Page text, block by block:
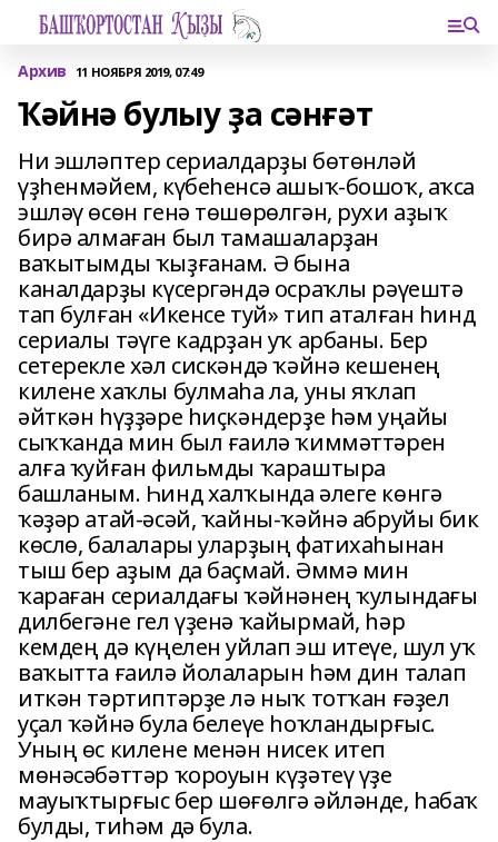
Архив 11 НОЯБРЯ 2019, 07:49
Ҡәйнә булыу ҙа сәнғәт
Ни эшләптер сериалдарҙы бөтөнләй
үҙһенмәйем, күбеһенсә ашыҡ-бошоҡ, аҡса
эшләү өсөн генә төшөрөлгән, рухи аҙыҡ
бирә алмаған был тамаша­ларҙан
ваҡытымды ҡыҙғанам. Ә бына
каналдарҙы күсергәндә осраҡлы рә­үештә
тап булған «Икенсе туй» тип аталған һинд
сериалы тәүге кадрҙан уҡ арбаны. Бер
сетерекле хәл сискән­дә ҡәйнә кешенең
килене хаҡлы булмаһа ла, уны яҡлап
әйткән һүҙҙәре һиҫкәндерҙе һәм уңайы
сыҡҡанда мин был ғаилә ҡиммәттәрен
алға ҡуйған фильмды ҡараштыра
башланым. Һинд халҡында әлеге көнгә
ҡә­ҙәр атай-әсәй, ҡайны-ҡәйнә абруйы бик
көслө, балалары уларҙың фатихаһынан
тыш бер аҙым да баҫмай. Әммә мин
ҡараған сериалдағы ҡәйнә­нең ҡулындағы
дилбегәне гел үҙенә ҡайырмай, һәр
кемдең дә күңелен уйлап эш итеүе, шул уҡ
ваҡытта ғаилә йолаларын һәм дин талап
иткән тәр­типтәрҙе лә ныҡ тотҡан ғәҙел
уҫал ҡәйнә була белеүе һоҡландырғыс.
Уның өс килене менән нисек итеп
мөнәсәбәттәр ҡороуын күҙәтеү үҙе
мауыҡтырғыс бер шөғөлгә әйләнде, һабаҡ
булды, тиһәм дә була.